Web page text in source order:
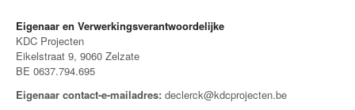
Eigenaar en Verwerkingsverantwoordelijke
KDC Projecten
Eikelstraat 9, 9060 Zelzate
BE 0637.794.695
Eigenaar contact-e-mailadres: declerck@kdcprojecten.be